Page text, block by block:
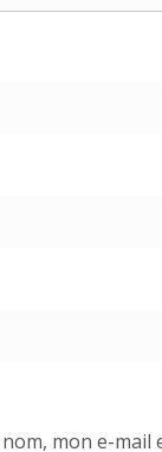
mon e-mail